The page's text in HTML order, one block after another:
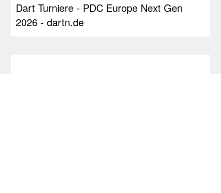
Dart Turniere - PDC Europe Next Gen
2026 - dartn.de